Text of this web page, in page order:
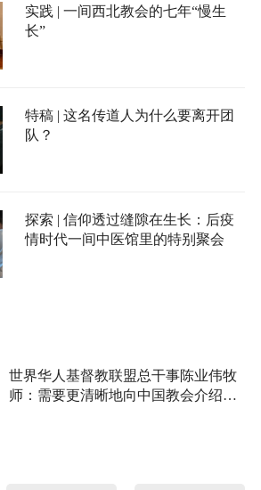
实践 | 一间西北教会的七年“慢生
长”
特稿 | 这名传道人为什么要离开团
队？
探索 | 信仰透过缝隙在生长：后疫
情时代一间中医馆里的特别聚会
世界华人基督教联盟总干事陈业伟牧
师：需要更清晰地向中国教会介绍福